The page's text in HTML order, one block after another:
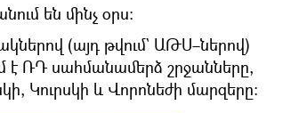
են մինչ օրս։
(այդ թվում` ԱԹՍ–ներով)
է ՌԴ սահմանամերձ շրջանները,
Կուրսկի և Վորոնեժի մարզերը։